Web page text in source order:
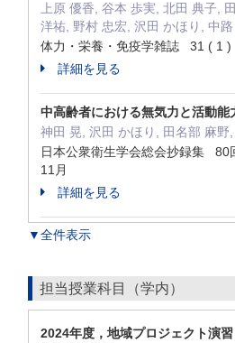
上原 優香, 谷本 歩実, 北田 典子,
洋祐, 野村 忠宏, 沢田 かほり, 中
体力・栄養・免疫学雑誌 31 ( 1
詳細を見る
中高齢者における無気力と活動能
神田 晃, 沢田 かほり, 田名部 麻野
日本公衆衛生学会総会抄録集
11月
詳細を見る
▼全件表示
担当授業科目（学内）
2024年度，地域プロジェクト演